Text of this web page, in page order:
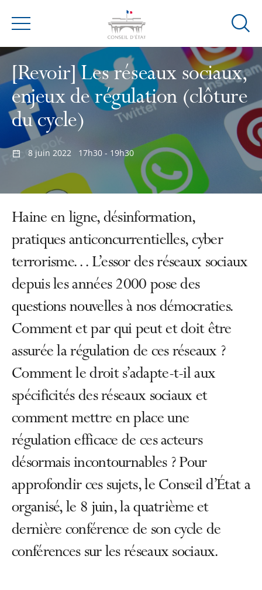
Menu
Ouvrir
de
[Revoir] Les réseaux sociaux,
enjeux de régulation (clôture
du cycle)
8 juin 2022 17h30 - 19h30
Haine en ligne, désinformation,
pratiques anticoncurrentielles, cyber
terrorisme… L’essor des réseaux sociaux
depuis les années 2000 pose des
questions nouvelles à nos démocraties.
Comment et par qui peut et doit être
assurée la régulation de ces réseaux ?
Comment le droit s’adapte-t-il aux
spécificités des réseaux sociaux et
comment mettre en place une
régulation efficace de ces acteurs
désormais incontournables ? Pour
approfondir ces sujets, le Conseil d’État a
organisé, le 8 juin, la quatrième et
dernière conférence de son cycle de
conférences sur les réseaux sociaux.